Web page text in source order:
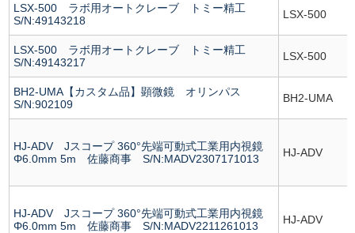
LSX-500 ラボ用オートクレーブ トミー精工
S/N:49143218
LSX-500
LSX-500 ラボ用オートクレーブ トミー精工
S/N:49143217
LSX-500
BH2-UMA【カスタム品】顕微鏡 オリンパス
S/N:902109
BH2-UMA
HJ-ADV Jスコープ 360°先端可動式工業用内視鏡
Φ6.0mm 5m 佐藤商事 S/N:MADV2307171013
HJ-ADV
HJ-ADV Jスコープ 360°先端可動式工業用内視鏡
Φ6.0mm 5m 佐藤商事 S/N:MADV2211261013
HJ-ADV